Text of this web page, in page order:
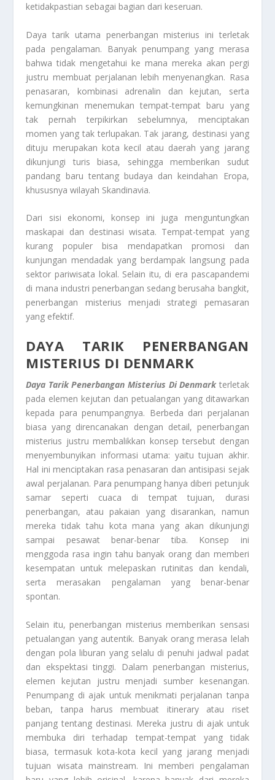
ketidakpastian sebagai bagian dari keseruan.
Daya tarik utama penerbangan misterius ini terletak
pada pengalaman. Banyak penumpang yang merasa
bahwa tidak mengetahui ke mana mereka akan pergi
justru membuat perjalanan lebih menyenangkan. Rasa
penasaran, kombinasi adrenalin dan kejutan, serta
kemungkinan menemukan tempat-tempat baru yang
tak pernah terpikirkan sebelumnya, menciptakan
momen yang tak terlupakan. Tak jarang, destinasi yang
dituju merupakan kota kecil atau daerah yang jarang
dikunjungi turis biasa, sehingga memberikan sudut
pandang baru tentang budaya dan keindahan Eropa,
khususnya wilayah Skandinavia.
Dari sisi ekonomi, konsep ini juga menguntungkan
maskapai dan destinasi wisata. Tempat-tempat yang
kurang populer bisa mendapatkan promosi dan
kunjungan mendadak yang berdampak langsung pada
sektor pariwisata lokal. Selain itu, di era pascapandemi
di mana industri penerbangan sedang berusaha bangkit,
penerbangan misterius menjadi strategi pemasaran
yang efektif.
DAYA TARIK PENERBANGAN
MISTERIUS DI DENMARK
Daya Tarik Penerbangan Misterius Di Denmarkterletak
pada elemen kejutan dan petualangan yang ditawarkan
kepada para penumpangnya. Berbeda dari perjalanan
biasa yang direncanakan dengan detail, penerbangan
misterius justru membalikkan konsep tersebut dengan
menyembunyikan informasi utama: yaitu tujuan akhir.
Hal ini menciptakan rasa penasaran dan antisipasi sejak
awal perjalanan. Para penumpang hanya diberi petunjuk
samar seperti cuaca di tempat tujuan, durasi
penerbangan, atau pakaian yang disarankan, namun
mereka tidak tahu kota mana yang akan dikunjungi
sampai pesawat benar-benar tiba. Konsep ini
menggoda rasa ingin tahu banyak orang dan memberi
kesempatan untuk melepaskan rutinitas dan kendali,
serta merasakan pengalaman yang benar-benar
spontan.
Selain itu, penerbangan misterius memberikan sensasi
petualangan yang autentik. Banyak orang merasa lelah
dengan pola liburan yang selalu di penuhi jadwal padat
dan ekspektasi tinggi. Dalam penerbangan misterius,
elemen kejutan justru menjadi sumber kesenangan.
Penumpang di ajak untuk menikmati perjalanan tanpa
beban, tanpa harus membuat itinerary atau riset
panjang tentang destinasi. Mereka justru di ajak untuk
membuka diri terhadap tempat-tempat yang tidak
biasa, termasuk kota-kota kecil yang jarang menjadi
tujuan wisata mainstream. Ini memberi pengalaman